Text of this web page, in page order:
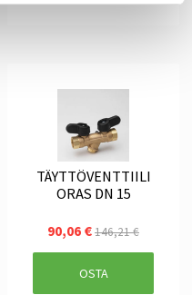
TÄYTTÖVENTTIILI
ORAS DN 15
90,06 €146,21 €
OSTA